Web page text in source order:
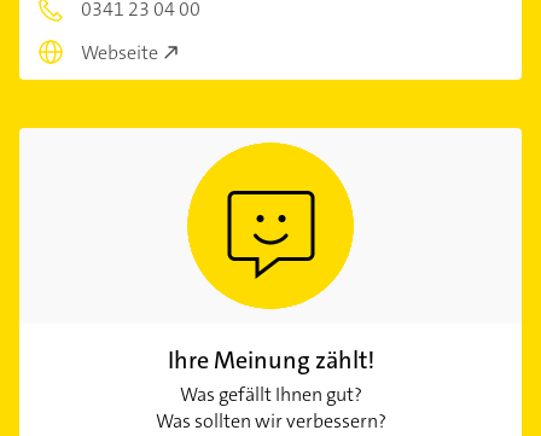
0341 23 04 00
Webseite
Ihre Meinung zählt!
Was gefällt Ihnen gut?
Was sollten wir verbessern?